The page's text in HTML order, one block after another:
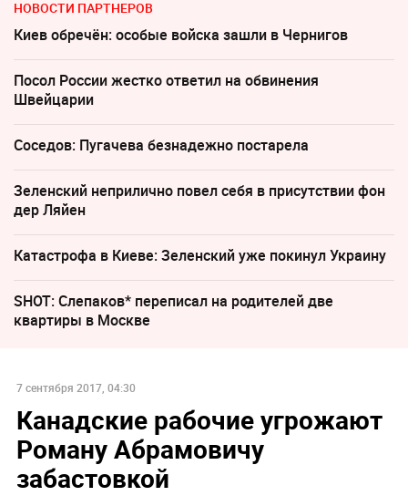
НОВОСТИ ПАРТНЕРОВ
Киев обречён: особые войска зашли в Чернигов
Посол России жестко ответил на обвинения
Швейцарии
Соседов: Пугачева безнадежно постарела
Зеленский неприлично повел cебя в присутствии фон
дер Ляйен
Катастрофа в Киеве: Зеленский уже покинул Украину
SHOT: Слепаков* переписал на родителей две
квартиры в Москве
7 сентября 2017, 04:30
Канадские рабочие угрожают
Роману Абрамовичу
забастовкой